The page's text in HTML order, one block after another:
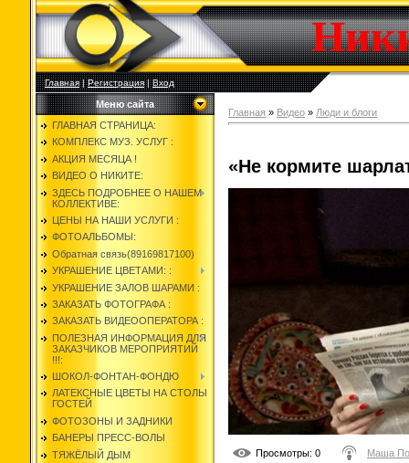
Главная|Регистрация|Вход
Меню сайта
ГЛАВНАЯ СТРАНИЦА:
КОМПЛЕКС МУЗ. УСЛУГ :
АКЦИЯ МЕСЯЦА !
ВИДЕО О НИКИТЕ:
ЗДЕСЬ ПОДРОБНЕЕ О НАШЕМ
КОЛЛЕКТИВЕ:
ЦЕНЫ НА НАШИ УСЛУГИ :
ФОТОАЛЬБОМЫ:
Обратная связь(89169817100)
УКРАШЕНИЕ ЦВЕТАМИ: :
УКРАШЕНИЕ ЗАЛОВ ШАРАМИ :
ЗАКАЗАТЬ ФОТОГРАФА :
ЗАКАЗАТЬ ВИДЕООПЕРАТОРА :
ПОЛЕЗНАЯ ИНФОРМАЦИЯ ДЛЯ
ЗАКАЗЧИКОВ МЕРОПРИЯТИЙ
!!!:
ШОКОЛ-ФОНТАН-ФОНДЮ
ЛАТЕКСНЫЕ ЦВЕТЫ НА СТОЛЫ
ГОСТЕЙ
ФОТОЗОНЫ И ЗАДНИКИ
БАНЕРЫ ПРЕСС-ВОЛЫ
ТЯЖЁЛЫЙ ДЫМ
Главная » Видео » Люди и блоги
«Не кормите
Просмотры: 0 Маша